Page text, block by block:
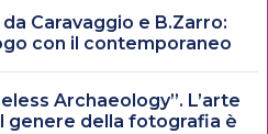
Caravaggio e B.Zarro:
con il contemporaneo
Archaeology”. L’arte
genere della fotografia è